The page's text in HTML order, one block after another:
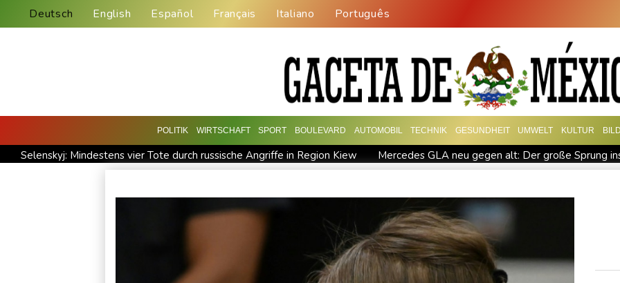
Deutsch English Español Français Italiano Português
POLITIK WIRTSCHAFT SPORT BOULEVARD AUTOMOBIL TECHNIK GESUNDHEIT UMWELT KULTUR
Selenskyj: Mindestens vier Tote durch russische Angriffe in Region Kiew
Mercedes GLA neu gegen alt: Der große Sprung
Kolumbiens neuer Präsident kündigt "unermüdlichen" Kampf gegen Drogengewalt an
Südkoreas Verband gibt Massagen-
Größer als alle bisherigen US-Anlagen: Amazon finanziert für Rechenzentren riesiges Gaskraftwerk
Bayer-Boss Carro: "Wir wollen Titel gewinnen"